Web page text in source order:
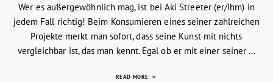
Wer es außergewöhnlich mag, ist bei Aki Streeter (er/ihm) in
jedem Fall richtig! Beim Konsumieren eines seiner zahlreichen
Projekte merkt man sofort, dass seine Kunst mit nichts
vergleichbar ist, das man kennt. Egal ob er mit einer seiner ...
READ MORE